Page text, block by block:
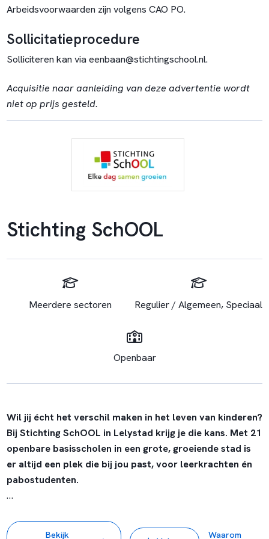
Arbeidsvoorwaarden zijn volgens CAO PO.
Sollicitatieprocedure
Solliciteren kan via eenbaan@stichtingschool.nl.
Acquisitie naar aanleiding van deze advertentie wordt
niet op prijs gesteld.
Stichting SchOOL
Meerdere sectoren Regulier / Algemeen, Speciaal
Openbaar
Wil jij écht het verschil maken in het leven van kinderen?
Bij Stichting SchOOL in Lelystad krijg je die kans. Met 21
openbare basisscholen in een grote, groeiende stad is
er altijd een plek die bij jou past, voor leerkrachten én
pabostudenten.
krijgt een warm welkom dankzij ons vernieuwde
Bekijk
Waarom